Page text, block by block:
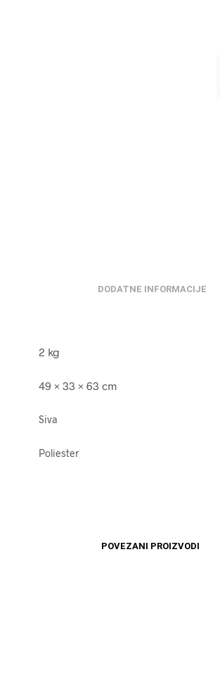
DODATNE INFORMACIJE
2 kg
49 × 33 × 63 cm
Siva
Poliester
POVEZANI PROIZVODI